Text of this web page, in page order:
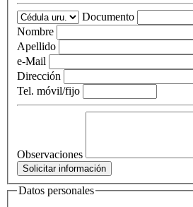
Documento
Nombre
Apellido
e-Mail
Dirección
Tel. móvil/fijo
Observaciones
Datos personales